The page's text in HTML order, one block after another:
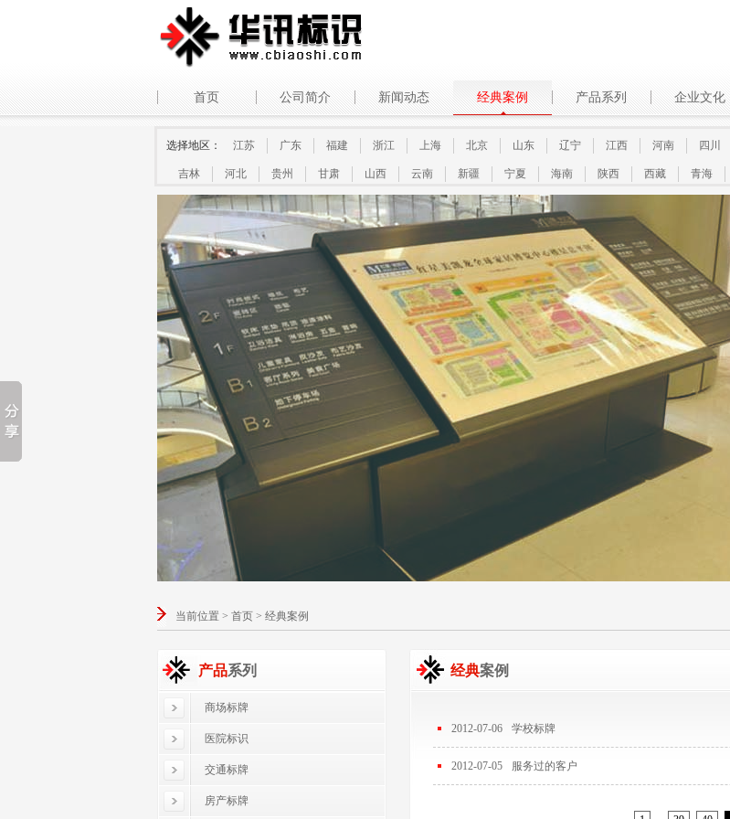
首页 公司简介 新闻动态 经典案例 产品系列 企业文化
选择地区： 江苏 广东 福建 浙江 上海 北京 山东 辽宁 江西 河南 四川
吉林 河北 贵州 甘肃 山西 云南 新疆 宁夏 海南 陕西 西藏 青海
当前位置 > 首页 > 经典案例
产品系列
商场标牌
医院标识
交通标牌
房产标牌
经典案例
2012-07-06 学校标牌
2012-07-05 服务过的客户